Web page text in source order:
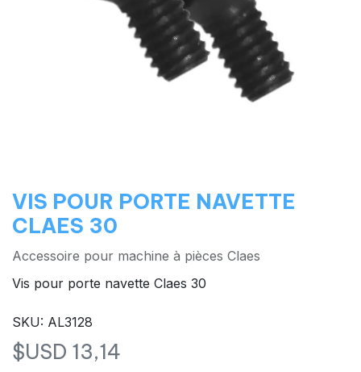
VIS POUR PORTE NAVETTE
CLAES 30
Accessoire pour machine à pièces Claes
Vis pour porte navette Claes 30
SKU: AL3128
$USD 13,14